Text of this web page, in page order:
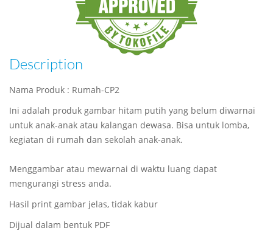
Description
Nama Produk : Rumah-CP2
Ini adalah produk gambar hitam putih yang belum diwarnai
untuk anak-anak atau kalangan dewasa. Bisa untuk lomba,
kegiatan di rumah dan sekolah anak-anak.
Menggambar atau mewarnai di waktu luang dapat
mengurangi stress anda.
Hasil print gambar jelas, tidak kabur
Dijual dalam bentuk PDF